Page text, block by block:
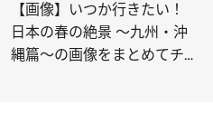
【画像】いつか行きたい！
日本の春の絶景 ～九州・沖
縄篇～の画像をまとめてチェ